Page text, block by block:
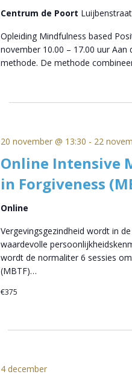
Centrum de Poort
Opleiding Mindfulness based
november 10.00 – 17.00 uur Aan
methode. De methode
Online Intensive
in Forgiveness
20 november @ 13:30 - 22
Online
Vergevingsgezindheid wordt in
waardevolle
wordt de normaliter 6 sessies
(MBTF)…
€375
4 december